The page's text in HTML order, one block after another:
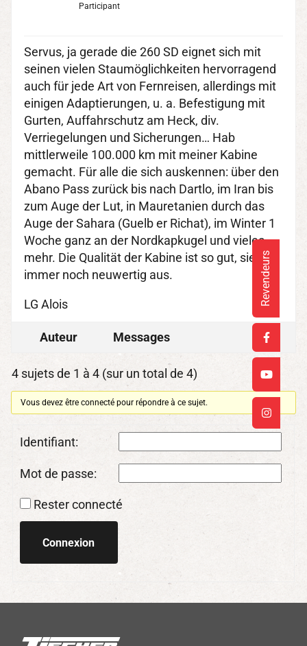
Participant
Servus, ja gerade die 260 SD eignet sich mit
seinen vielen Staumöglichkeiten hervorragend
auch für jede Art von Fernreisen, allerdings mit
einigen Adaptierungen, u. a. Befestigung mit
Gurten, Auffahrschutz am Heck, div.
Verriegelungen und Sicherungen… Hab
mittlerweile 100.000 km mit meiner Kabine
gemacht. Für alle die sich auskennen: über den
Abano Pass zurück bis nach Dartlo, im Iran bis
zum Auge der Lut, in Mauretanien durch das
Auge der Sahara (Guelb er Richat), im Winter 1
Woche ganz an der Nordkapkugel und vieles
mehr. Die Qualität der Kabine ist so gut, sieht
immer noch neuwertig aus.
LG Alois
Auteur Messages
4 sujets de 1 à 4 (sur un total de 4)
Vous devez être connecté pour répondre à ce sujet.
Identifiant:
Mot de passe:
Rester connecté
Connexion
Revendeurs